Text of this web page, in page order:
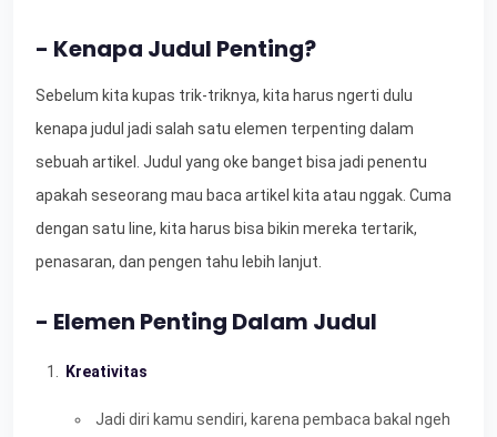
- Kenapa Judul Penting?
Sebelum kita kupas trik-triknya, kita harus ngerti dulu
kenapa judul jadi salah satu elemen terpenting dalam
sebuah artikel. Judul yang oke banget bisa jadi penentu
apakah seseorang mau baca artikel kita atau nggak. Cuma
dengan satu line, kita harus bisa bikin mereka tertarik,
penasaran, dan pengen tahu lebih lanjut.
- Elemen Penting Dalam Judul
Kreativitas
Jadi diri kamu sendiri, karena pembaca bakal ngeh